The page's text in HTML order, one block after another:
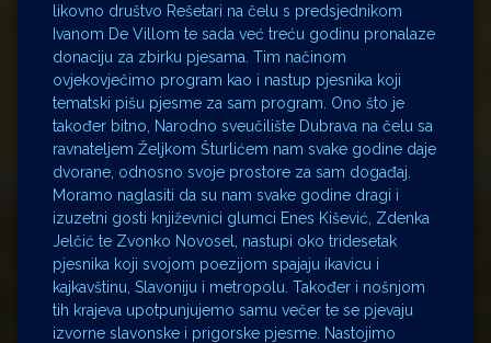
likovno društvo Rešetari na čelu s predsjednikom
Ivanom De Villom te sada već treću godinu pronalaze
donaciju za zbirku pjesama. Tim načinom
ovjekovječimo program kao i nastup pjesnika koji
tematski pišu pjesme za sam program. Ono što je
također bitno, Narodno sveučilište Dubrava na čelu sa
ravnateljem Željkom Šturlićem nam svake godine daje
dvorane, odnosno svoje prostore za sam događaj.
Moramo naglasiti da su nam svake godine dragi i
izuzetni gosti književnici glumci Enes Kišević, Zdenka
Jelčić te Zvonko Novosel, nastupi oko tridesetak
pjesnika koji svojom poezijom spajaju ikavicu i
kajkavštinu, Slavoniju i metropolu. Također i nošnjom
tih krajeva upotpunjujemo samu večer te se pjevaju
izvorne slavonske i prigorske pjesme. Nastojimo